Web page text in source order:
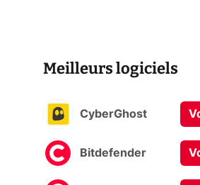
Meilleurs logiciels
CyberGhost
Bitdefender